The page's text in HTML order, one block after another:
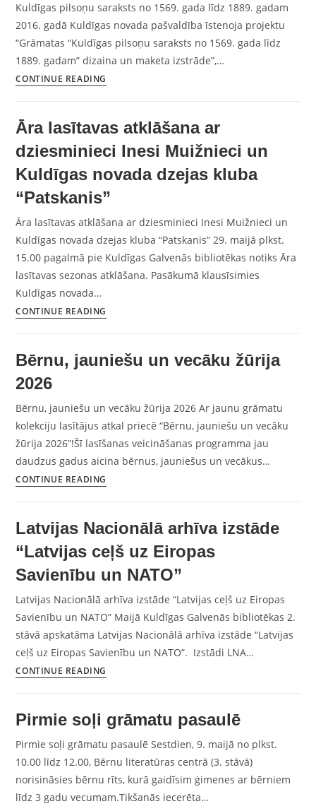
Kuldīgas pilsoņu saraksts no 1569. gada līdz 1889. gadam
2016. gadā Kuldīgas novada pašvaldība īstenoja projektu
“Grāmatas “Kuldīgas pilsoņu saraksts no 1569. gada līdz
1889. gadam” dizaina un maketa izstrāde”,…
CONTINUE READING
Āra lasītavas atklāšana ar
dziesminieci Inesi Muižnieci un
Kuldīgas novada dzejas kluba
“Patskanis”
Āra lasītavas atklāšana ar dziesminieci Inesi Muižnieci un
Kuldīgas novada dzejas kluba “Patskanis” 29. maijā plkst.
15.00 pagalmā pie Kuldīgas Galvenās bibliotēkas notiks Āra
lasītavas sezonas atklāšana. Pasākumā klausīsimies
Kuldīgas novada…
CONTINUE READING
Bērnu, jauniešu un vecāku žūrija
2026
Bērnu, jauniešu un vecāku žūrija 2026 Ar jaunu grāmatu
kolekciju lasītājus atkal priecē “Bērnu, jauniešu un vecāku
žūrija 2026”!Šī lasīšanas veicināšanas programma jau
daudzus gadus aicina bērnus, jauniešus un vecākus…
CONTINUE READING
Latvijas Nacionālā arhīva izstāde
“Latvijas ceļš uz Eiropas
Savienību un NATO”
Latvijas Nacionālā arhīva izstāde “Latvijas ceļš uz Eiropas
Savienību un NATO” Maijā Kuldīgas Galvenās bibliotēkas 2.
stāvā apskatāma Latvijas Nacionālā arhīva izstāde “Latvijas
ceļš uz Eiropas Savienību un NATO”. Izstādi LNA…
CONTINUE READING
Pirmie soļi grāmatu pasaulē
Pirmie soļi grāmatu pasaulē Sestdien, 9. maijā no plkst.
10.00 līdz 12.00, Bērnu literatūras centrā (3. stāvā)
norisināsies bērnu rīts, kurā gaidīsim ģimenes ar bērniem
līdz 3 gadu vecumam.Tikšanās iecerēta…